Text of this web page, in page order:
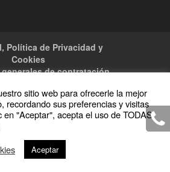
Política de Privacidad y
Cookies
de contratación
Armeria M y M · Todos los
reservados
sitio web para ofrecerle la mejor
recordando sus preferencias y visitas
en "Aceptar", acepta el uso de TODAS
Aceptar